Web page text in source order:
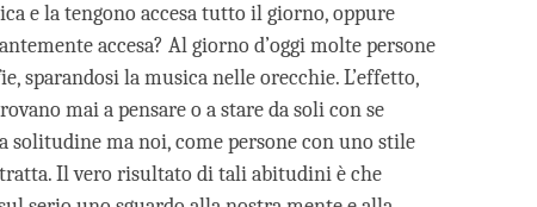
e la tengono accesa tutto il giorno, oppure
accesa? Al giorno d’oggi molte persone
sparandosi la musica nelle orecchie. L’effetto,
mai a pensare o a stare da soli con se
solitudine ma noi, come persone con uno stile
Il vero risultato di tali abitudini è che